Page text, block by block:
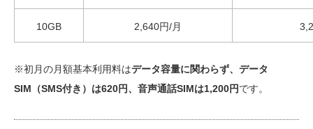
10GB 2,640円/月
※初月の月額基本利用料はデータ容量に関わらず、データ
SIM（SMS付き）は620円、音声通話SIMは1,200円です。